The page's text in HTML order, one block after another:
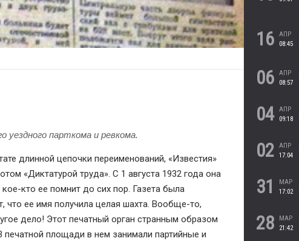
уездного парткома и ревкома.
длинной цепочки переименований, «Известия»
«Диктатурой труда». С 1 августа 1932 года она
кто ее помнит до сих пор. Газета была
что ее имя получила целая шахта. Вообще-то,
дело! Этот печатный орган странным образом
площади в нем занимали партийные и
16
АПР
08:45
06
АПР
08:57
04
АПР
09:18
02
АПР
17:04
31
МАР
17:02
28
МАР
21:42